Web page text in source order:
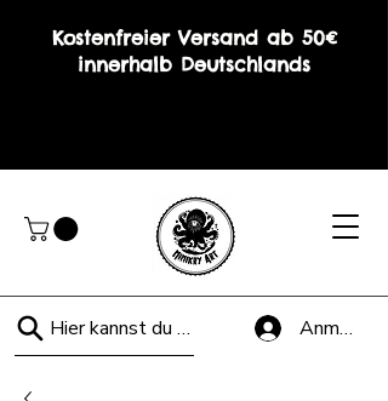
Kostenfreier Versand ab 50€
innerhalb Deutschlands
Hier kannst du suchen! Anmelden